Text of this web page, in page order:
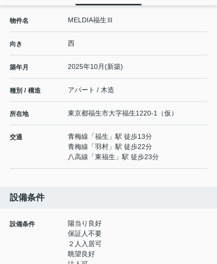
物件名 MELDIA福生Ⅲ
向き 西
築年月 2025年10月(新築)
種別 / 構造 アパート / 木造
所在地 東京都福生市大字福生1220-1（仮）
交通 青梅線 「福生 」駅 徒歩13分
青梅線 「羽村 」駅 徒歩22分
八高線 「東福生 」駅 徒歩23分
設備条件
設備条件
陽当り良好
保証人不要
２人入居可
眺望良好